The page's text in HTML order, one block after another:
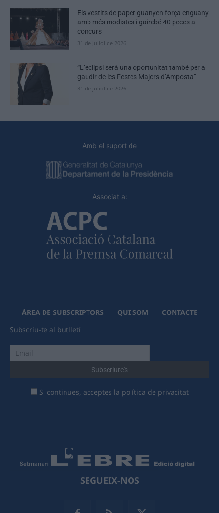
Els vestits de paper guanyen força enguany
amb més modistes i gairebé 40 peces a
concurs
31 de juliol de 2026
“L’eclipsi serà una oportunitat també per a
gaudir de les Festes Majors d’Amposta”
31 de juliol de 2026
Amb el suport de
Associat a:
ÀREA DE SUBSCRIPTORS QUI SOM
CONTACTE
Subscriu-te al butlletí
Si continues, acceptes la política de privacitat
SEGUEIX-NOS